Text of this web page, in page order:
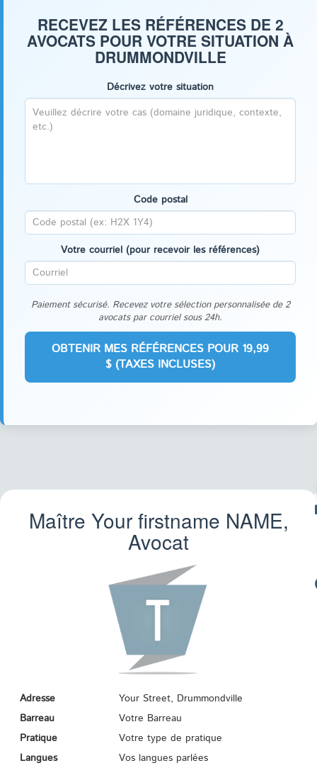
RECEVEZ LES RÉFÉRENCES DE 2
AVOCATS POUR VOTRE SITUATION À
DRUMMONDVILLE
Décrivez votre situation
Code postal
Votre courriel (pour recevoir les références)
Paiement sécurisé. Recevez votre sélection personnalisée de 2
avocats par courriel sous 24h.
Maître Your firstname NAME,
Avocat
Adresse
Your Street, Drummondville
Barreau
Votre Barreau
Pratique
Votre type de pratique
Langues
Vos langues parlées